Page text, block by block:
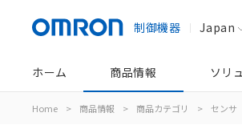
制御機器 Japan
ホーム 商品情報 ソリ
Home > 商品情報 > 商品カテゴリ > センサ